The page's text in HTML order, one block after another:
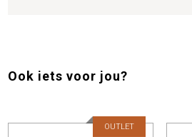
Ook iets voor jou?
OUTLET